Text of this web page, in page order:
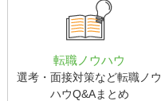
転職ノウハウ
選考・面接対策など転職ノウ
ハウQ&Aまとめ